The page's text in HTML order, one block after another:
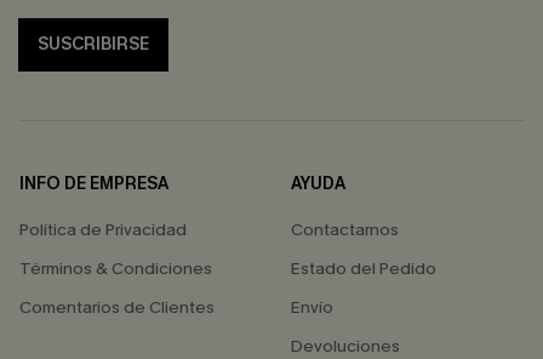
SUSCRIBIRSE
INFO DE EMPRESA
Política de Privacidad
Términos & Condiciones
Comentarios de Clientes
AYUDA
Contactarnos
Estado del Pedido
Envío
Devoluciones